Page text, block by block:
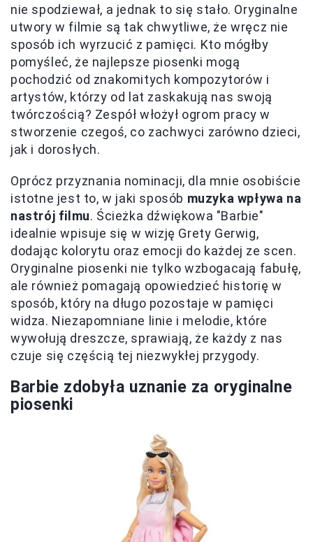
nie spodziewał, a jednak to się stało. Oryginalne
utwory w filmie są tak chwytliwe, że wręcz nie
sposób ich wyrzucić z pamięci. Kto mógłby
pomyśleć, że najlepsze piosenki mogą
pochodzić od znakomitych kompozytorów i
artystów, którzy od lat zaskakują nas swoją
twórczością? Zespół włożył ogrom pracy w
stworzenie czegoś, co zachwyci zarówno dzieci,
jak i dorosłych.
Oprócz przyznania nominacji, dla mnie osobiście
istotne jest to, w jaki sposób muzyka wpływa na
nastrój filmu. Ścieżka dźwiękowa "Barbie"
idealnie wpisuje się w wizję Grety Gerwig,
dodając kolorytu oraz emocji do każdej ze scen.
Oryginalne piosenki nie tylko wzbogacają fabułę,
ale również pomagają opowiedzieć historię w
sposób, który na długo pozostaje w pamięci
widza. Niezapomniane linie i melodie, które
wywołują dreszcze, sprawiają, że każdy z nas
czuje się częścią tej niezwykłej przygody.
Barbie zdobyła uznanie za oryginalne
piosenki